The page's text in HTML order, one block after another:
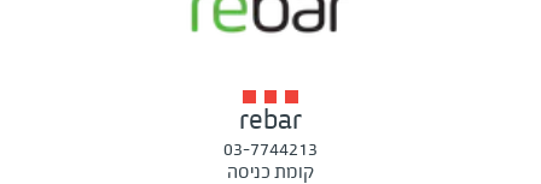
rebar
03-7744213
קומת כניסה